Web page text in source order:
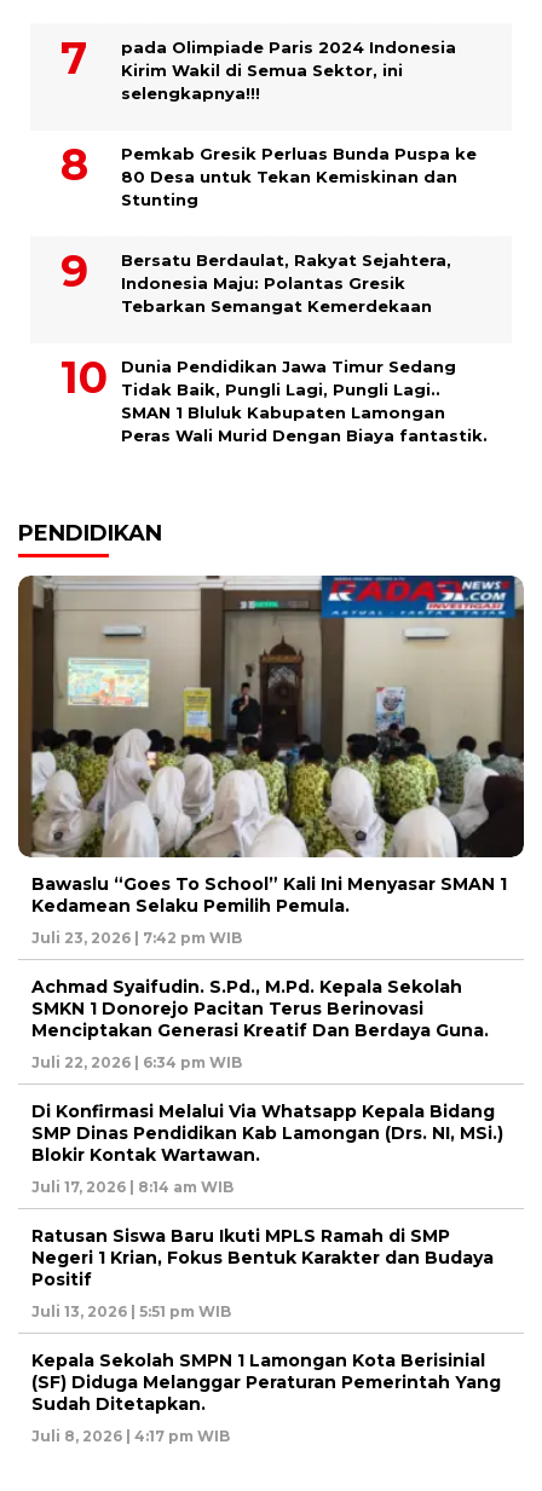
pada Olimpiade Paris 2024 Indonesia
Kirim Wakil di Semua Sektor, ini
selengkapnya!!!
Pemkab Gresik Perluas Bunda Puspa ke
80 Desa untuk Tekan Kemiskinan dan
Stunting
Bersatu Berdaulat, Rakyat Sejahtera,
Indonesia Maju: Polantas Gresik
Tebarkan Semangat Kemerdekaan
Dunia Pendidikan Jawa Timur Sedang
Tidak Baik, Pungli Lagi, Pungli Lagi..
SMAN 1 Bluluk Kabupaten Lamongan
Peras Wali Murid Dengan Biaya fantastik.
PENDIDIKAN
Bawaslu “Goes To School” Kali Ini Menyasar SMAN 1
Kedamean Selaku Pemilih Pemula.
Juli 23, 2026 | 7:42 pm WIB
Achmad Syaifudin. S.Pd., M.Pd. Kepala Sekolah
SMKN 1 Donorejo Pacitan Terus Berinovasi
Menciptakan Generasi Kreatif Dan Berdaya Guna.
Juli 22, 2026 | 6:34 pm WIB
Di Konfirmasi Melalui Via Whatsapp Kepala Bidang
SMP Dinas Pendidikan Kab Lamongan (Drs. NI, MSi.)
Blokir Kontak Wartawan.
Juli 17, 2026 | 8:14 am WIB
Ratusan Siswa Baru Ikuti MPLS Ramah di SMP
Negeri 1 Krian, Fokus Bentuk Karakter dan Budaya
Positif
Juli 13, 2026 | 5:51 pm WIB
Kepala Sekolah SMPN 1 Lamongan Kota Berisinial
(SF) Diduga Melanggar Peraturan Pemerintah Yang
Sudah Ditetapkan.
Juli 8, 2026 | 4:17 pm WIB